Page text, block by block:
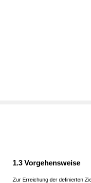
1.3 Vorgehensweise
Zur Erreichung der definierten